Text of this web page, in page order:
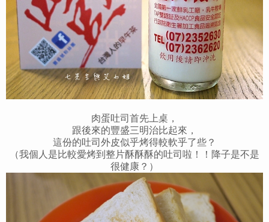
肉蛋吐司首先上桌，
跟後來的豐盛三明治比起來，
這份的吐司外皮似乎烤得較軟乎了些？
（我個人是比較愛烤到整片酥酥酥的吐司啦！！降子是不是
很健康？）